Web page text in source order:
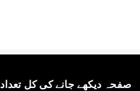
صفحہ دیکھے جانے کی کل تعداد